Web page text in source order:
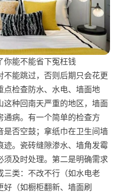
你能不能省下冤枉钱
不能跳过，否则后期只会花更
点检查防水、水电、墙面地
这种回南天严重的地区，墙面
通病。有一个简单的检查方
是否空鼓；拿纸巾在卫生间墙
迹。瓷砖缝隙渗水、墙角发霉
须及时处理。第二是明确需求
三类：不改不行（如水电老
（如橱柜翻新、墙面刷